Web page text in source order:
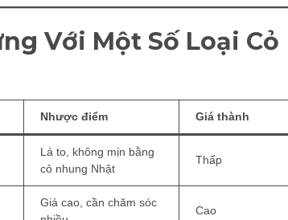
Với Một Số Loại Cỏ
Nhược điểm Giá thành
Lá to, không mịn bằng
cỏ nhung Nhật
Thấp
Giá cao, cần chăm sóc
Cao